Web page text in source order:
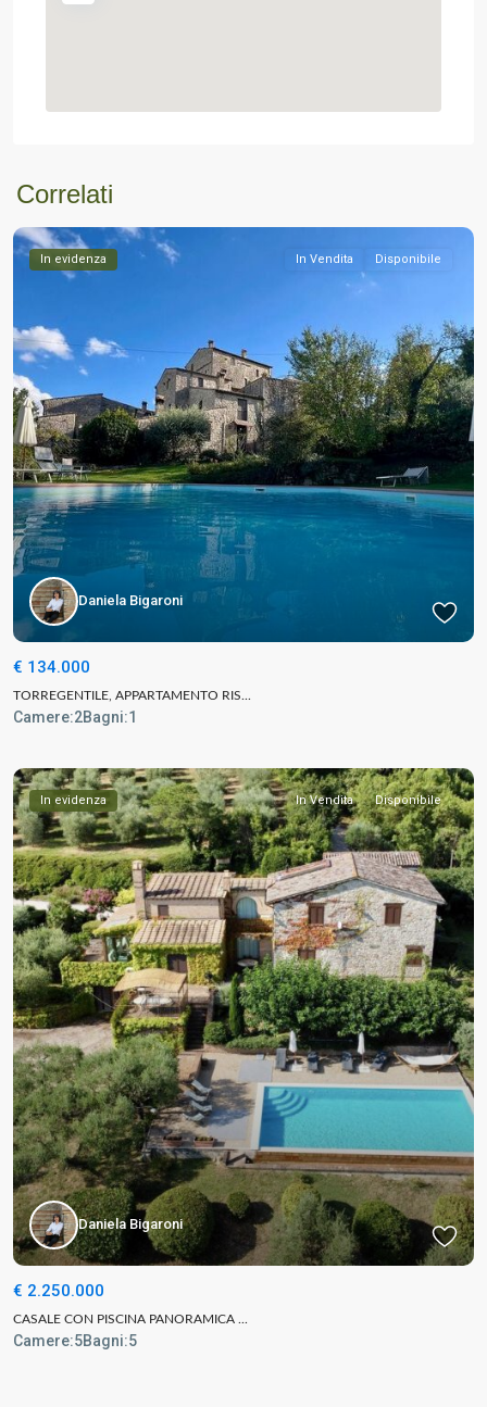
Correlati
In evidenza In Vendita Disponibile
Daniela Bigaroni
€ 134.000
TORREGENTILE, APPARTAMENTO RIS...
Camere:2Bagni:1
In evidenza In Vendita Disponibile
Daniela Bigaroni
€ 2.250.000
CASALE CON PISCINA PANORAMICA ...
Camere:5Bagni:5